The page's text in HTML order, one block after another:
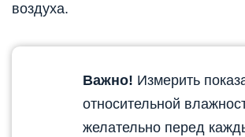
воздуха.
Важно! Измерить
относительной
желательно перед